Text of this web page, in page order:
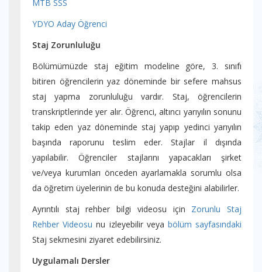
MTB SSS
YDYO Aday Öğrenci
Staj Zorunluluğu
Bölümümüzde staj eğitim modeline göre, 3. sınıfı
bitiren öğrencilerin yaz döneminde bir sefere mahsus
staj yapma zorunluluğu vardır. Staj, öğrencilerin
transkriptlerinde yer alır. Öğrenci, altıncı yarıyılın sonunu
takip eden yaz döneminde staj yapıp yedinci yarıyılın
başında raporunu teslim eder. Stajlar il dışında
yapılabilir. Öğrenciler stajlarını yapacakları şirket
ve/veya kurumları önceden ayarlamakla sorumlu olsa
da öğretim üyelerinin de bu konuda desteğini alabilirler.
Ayrıntılı staj rehber bilgi videosu için Zorunlu Staj
Rehber Videosu nu izleyebilir veya bölüm sayfasındaki
Staj sekmesini ziyaret edebilirsiniz.
Uygulamalı Dersler